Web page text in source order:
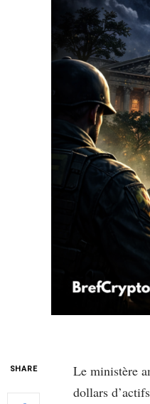
SHARE
Le ministère
dollars